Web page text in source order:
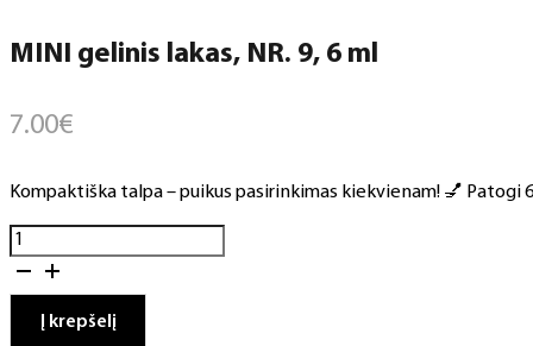
MINI gelinis lakas, NR. 9, 6 ml
7.00€
Kompaktiška talpa – puikus pasirinkimas kiekvienam! 💅
produkto
kiekis:
gelinis
lakas,
Į krepšelį